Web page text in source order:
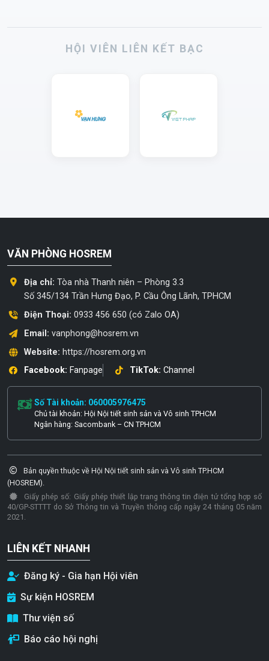
HỘI VIÊN LIÊN KẾT BẠC
VĂN PHÒNG HOSREM
Địa chỉ: Tòa nhà Thanh niên – Phòng 3.3
Số 345/134 Trần Hưng Đạo, P. Cầu Ông Lãnh, TPHCM
Điện Thoại: 0933 456 650 (có Zalo OA)
Email: vanphong@hosrem.vn
Website: https://hosrem.org.vn
Facebook: Fanpage TikTok: Channel
Số Tài khoản: 060005976475
Chủ tài khoản: Hội Nội tiết sinh sản và Vô sinh TPHCM
Ngân hàng: Sacombank – CN TPHCM
Bản quyền thuộc về Hội Nội tiết sinh sản và Vô sinh TP.HCM
(HOSREM).
Giấy phép số: Giấy phép thiết lập trang thông tin điện tử tổng hợp số
40/GP-STTTT do Sở Thông tin và Truyền thông cấp ngày 24 tháng 05 năm
2021.
LIÊN KẾT NHANH
Đăng ký - Gia hạn Hội viên
Sự kiện HOSREM
Thư viện số
Báo cáo hội nghị